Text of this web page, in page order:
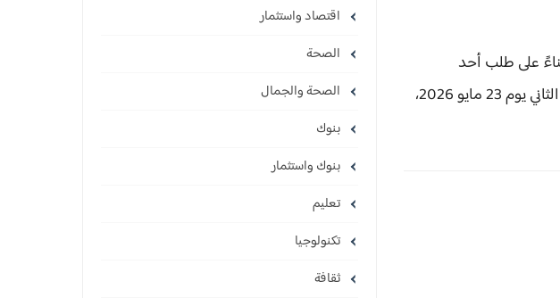
على طلب أحد
المساهمين، حيث كان من المقرر عقد الاجتماع الأول يوم 16 مايو 2026، على أن يُعقد الاجتماع الثاني يوم 23 مايو 2026،
اقتصاد واستثمار
الصحة
الصحة والجمال
بنوك
بنوك واستثمار
تعليم
تكنولوجيا
ثقافة